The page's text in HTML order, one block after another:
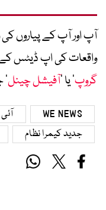
آپ اور آپ کے پیاروں کی
واقعات کی اپ ڈیٹس کے
گروپ‘ یا ’آفیشل چینل
WE NEWS آئی
جدید کیمرا نظام